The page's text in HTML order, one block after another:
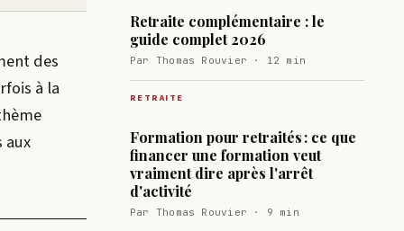
des
à la
aux
Retraite complémentaire : le
guide complet 2026
Par Thomas Rouvier · 12 min
RETRAITE
Formation pour retraités : ce que
financer une formation veut
vraiment dire après l'arrêt
d'activité
Par Thomas Rouvier · 9 min